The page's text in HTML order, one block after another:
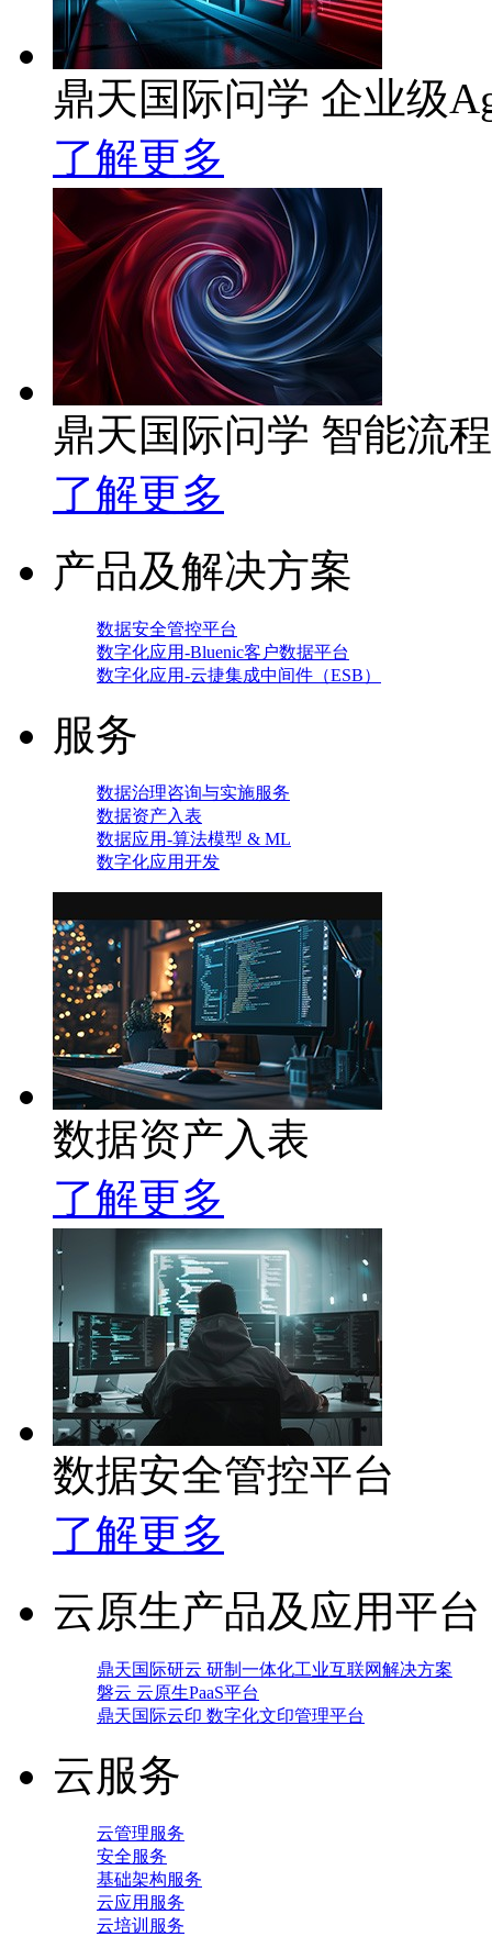
鼎天国际问学 企业级
了解更多
鼎天国际问学 智能流
了解更多
产品及解决方案
数据安全管控平台
数字化应用-Bluenic客户数据平台
数字化应用-云捷集成中间件（ESB）
服务
数据治理咨询与实施服务
数据资产入表
数据应用-算法模型 & ML
数字化应用开发
数据资产入表
了解更多
数据安全管控平台
了解更多
云原生产品及应用平台
鼎天国际研云 研制一体化工业互联网解决方案
磐云 云原生PaaS平台
鼎天国际云印 数字化文印管理平台
云服务
云管理服务
安全服务
基础架构服务
云应用服务
云培训服务